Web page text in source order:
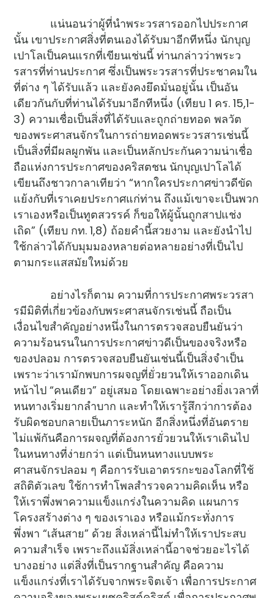
แน่นอนว่าผู้ที่นำพระวรสารออกไปประกาศ
นั้น เขาประกาศสิ่งที่ตนเองได้รับมาอีกทีหนึ่ง นักบุญ
เปาโลเป็นคนแรกที่เขียนเช่นนี้ ท่านกล่าวว่าพระว
รสารที่ท่านประกาศ ซึ่งเป็นพระวรสารที่ประชาคมใน
ที่ต่าง ๆ ได้รับแล้ว และยังคงยึดมั่นอยู่นั้น เป็นอัน
เดียวกันกับที่ท่านได้รับมาอีกทีหนึ่ง (เทียบ 1 คร. 15,1-
3) ความเชื่อเป็นสิ่งที่ได้รับและถูกถ่ายทอด พลวัต
ของพระศาสนจักรในการถ่ายทอดพระวรสารเช่นนี้
เป็นสิ่งที่มีผลผูกพัน และเป็นหลักประกันความน่าเชื่อ
ถือแห่งการประกาศของคริสตชน นักบุญเปาโลได้
เขียนถึงชาวกาลาเทียว่า “หากใครประกาศข่าวดีขัด
แย้งกับที่เราเคยประกาศแก่ท่าน ถึงแม้เขาจะเป็นพวก
เราเองหรือเป็นทูตสวรรค์ ก็ขอให้ผู้นั้นถูกสาปแช่ง
เถิด” (เทียบ กท. 1,8) ถ้อยคำนี้สวยงาม และยังนำไป
ใช้กล่าวได้กับมุมมองหลายต่อหลายอย่างที่เป็นไป
ตามกระแสสมัยใหม่ด้วย
อย่างไรก็ตาม ความที่การประกาศพระวรสา
รมีมิติที่เกี่ยวข้องกับพระศาสนจักรเช่นนี้ ถือเป็น
เงื่อนไขสำคัญอย่างหนึ่งในการตรวจสอบยืนยันว่า
ความร้อนรนในการประกาศข่าวดีเป็นของจริงหรือ
ของปลอม การตรวจสอบยืนยันเช่นนี้เป็นสิ่งจำเป็น
เพราะว่าเรามักพบการผจญที่ยั่วยวนให้เราออกเดิน
หน้าไป “คนเดียว” อยู่เสมอ โดยเฉพาะอย่างยิ่งเวลาที่
หนทางเริ่มยากลำบาก และทำให้เรารู้สึกว่าการต้อง
รับผิดชอบกลายเป็นภาระหนัก อีกสิ่งหนึ่งที่อันตราย
ไม่แพ้กันคือการผจญที่ต้องการยั่วยวนให้เราเดินไป
ในหนทางที่ง่ายกว่า แต่เป็นหนทางแบบพระ
ศาสนจักรปลอม ๆ คือการรับเอาตรรกะของโลกที่ใช้
สถิติตัวเลข ใช้การทำโพลสำรวจความคิดเห็น หรือ
ให้เราพึ่งพาความแข็งแกร่งในความคิด แผนการ
โครงสร้างต่าง ๆ ของเราเอง หรือแม้กระทั่งการ
พึ่งพา “เส้นสาย” ด้วย สิ่งเหล่านี้ไม่ทำให้เราประสบ
ความสำเร็จ เพราะถึงแม้สิ่งเหล่านี้อาจช่วยอะไรได้
บางอย่าง แต่สิ่งที่เป็นรากฐานสำคัญ คือความ
แข็งแกร่งที่เราได้รับจากพระจิตเจ้า เพื่อการประกาศ